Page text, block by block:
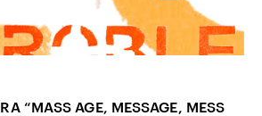
“MASS AGE, MESSAGE, MESS